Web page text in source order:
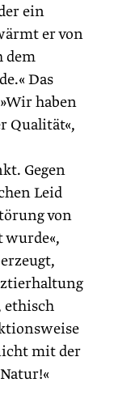
ein
er von
dem
Das
haben
Qualität«,
Gegen
Leid
von
wurde«,
ethisch
mit der